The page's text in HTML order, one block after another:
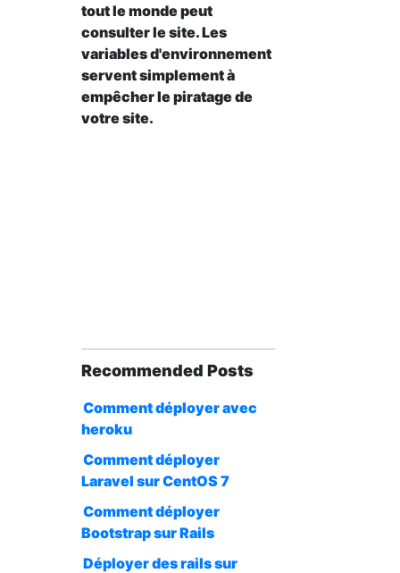
tout le monde peut
consulter le site. Les
variables d'environnement
servent simplement à
empêcher le piratage de
votre site.
Recommended Posts
Comment déployer avec
heroku
Comment déployer
Laravel sur CentOS 7
Comment déployer
Bootstrap sur Rails
Déployer des rails sur